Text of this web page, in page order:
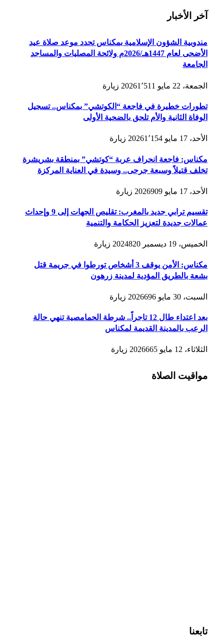
آخر الأخبار
مندوبية الشؤون الإسلامية بمكناس تحدد موعد صلاة عيد
الأضحى لعام 1447هـ/2026م ولائحة المصليات والمساجد
الجامعة
الجمعة، 22 مايو 2026 1٬511 زيارة
تطورات خطيرة في فاجعة “الكوتشي” بمكناس.. تسجيل
الوفاة الثانية والأم تلحق بالضحية الأولى
الأحد، 17 مايو 2026 1٬154 زيارة
مكناس: فاجعة انحراف عربة “كوتشي” بمنطقة بشريشرة
تخلف قتيلاً وسبعة جرحى.. وسيدة في العناية المركزة
الأحد، 17 مايو 2026 909 زيارة
تقسيم ترابي جديد بالمغرب: تقليص الجهات إلى 9 وإحداث
عمالات جديدة لتعزيز الحكامة والتنمية
الخميس، 19 ديسمبر 2024 820 زيارة
مكناس: الأمن يوقف 3 أشخاص تورطوا في جريمة قتل
بشعة بالطريق المؤدية لمدينة زرهون
السبت، 30 مايو 2026 696 زيارة
بعد اعتداء طال 12 تاجراً.. شرطة الحمامصية تنهي حالة
الرعب بالمدينة القديمة لمكناس
الثلاثاء، 12 مايو 2026 665 زيارة
مواقيت الصلاة
تابعنا